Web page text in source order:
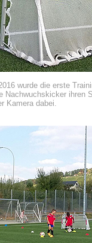
wurde die erste
Nachwuchskicker
Kamera dabei.